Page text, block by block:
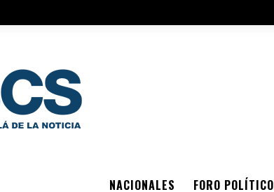
NACIONALES FORO POLÍTICO